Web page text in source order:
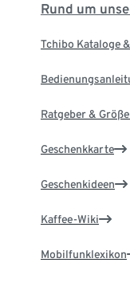
Rund um
Tchibo Kataloge
Ratgeber &
Geschenkkarte
Geschenkideen
Kaffee-Wiki
Mobilfunklexikon